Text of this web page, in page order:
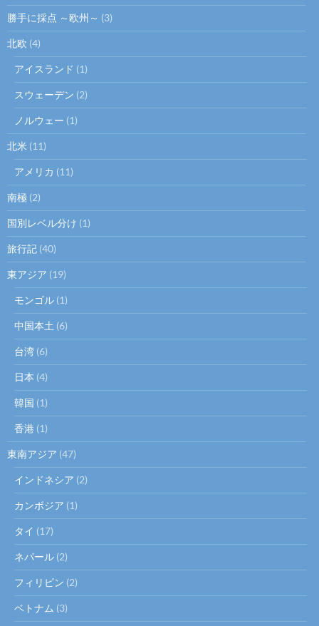
勝手に採点 ～欧州～ (3)
北欧 (4)
アイスランド (1)
スウェーデン (2)
ノルウェー (1)
北米 (11)
アメリカ (11)
南極 (2)
国別レベル分け (1)
旅行記 (40)
東アジア (19)
モンゴル (1)
中国本土 (6)
台湾 (6)
日本 (4)
韓国 (1)
香港 (1)
東南アジア (47)
インドネシア (2)
カンボジア (1)
タイ (17)
ネパール (2)
フィリピン (2)
ベトナム (3)